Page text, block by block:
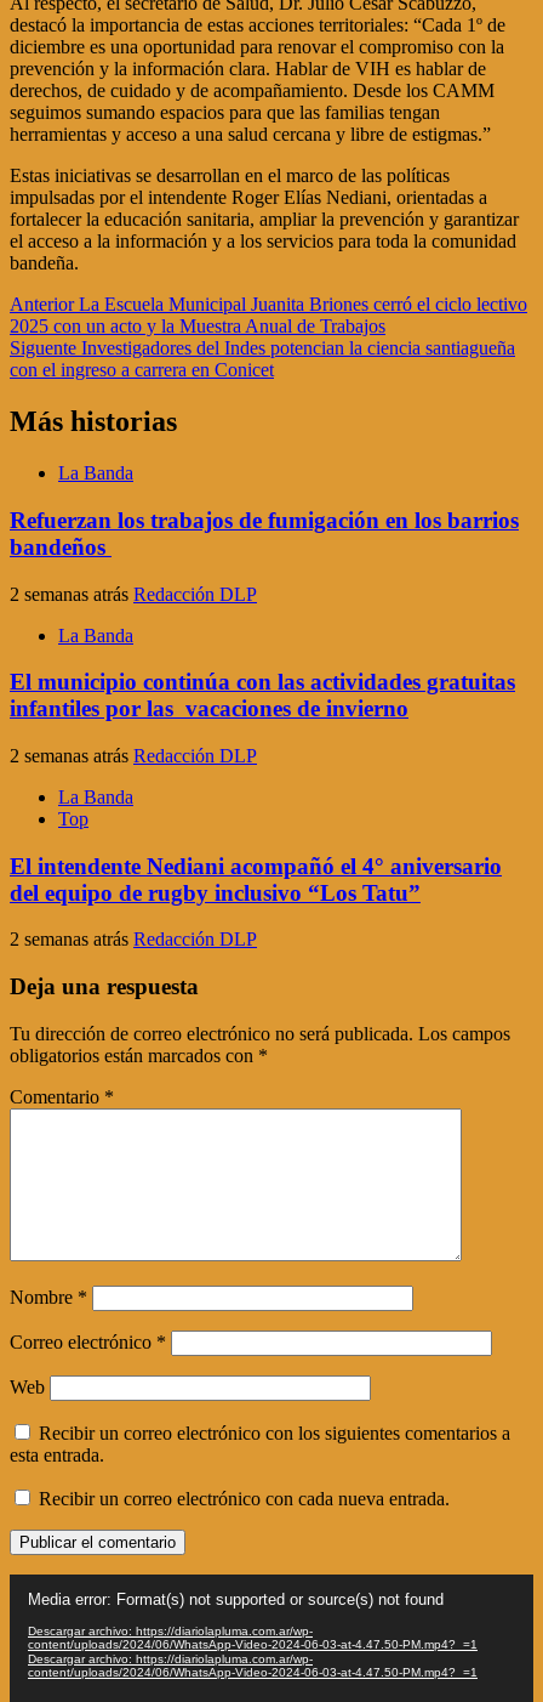
destacó la importancia de estas acciones territoriales: “Cada 1º de
diciembre es una oportunidad para renovar el compromiso con la
prevención y la información clara. Hablar de VIH es hablar de
derechos, de cuidado y de acompañamiento. Desde los CAMM
seguimos sumando espacios para que las familias tengan
herramientas y acceso a una salud cercana y libre de estigmas.”
Estas iniciativas se desarrollan en el marco de las políticas
impulsadas por el intendente Roger Elías Nediani, orientadas a
fortalecer la educación sanitaria, ampliar la prevención y garantizar
el acceso a la información y a los servicios para toda la comunidad
bandeña.
Navegación
de
entradas
AnteriorLa Escuela Municipal Juanita Briones cerró el ciclo lectivo
2025 con un acto y la Muestra Anual de Trabajos
Siguente Investigadores del Indes potencian la ciencia santiagueña
con el ingreso a carrera en Conicet
Más historias
La Banda
Refuerzan los trabajos de fumigación en los barrios
bandeños
2 semanas atrás Redacción DLP
La Banda
El municipio continúa con las actividades gratuitas
infantiles por las vacaciones de invierno
2 semanas atrás Redacción DLP
La Banda
Top
El intendente Nediani acompañó el 4° aniversario
del equipo de rugby inclusivo “Los Tatu”
2 semanas atrás Redacción DLP
Deja una respuesta
Tu dirección de correo electrónico no será publicada. Los campos
obligatorios están marcados con *
Comentario *
Nombre *
Correo electrónico *
Web
Recibir un correo electrónico con los siguientes comentarios a
esta entrada.
Recibir un correo electrónico con cada nueva entrada.
vídeo
Media error: Format(s) not supported or source(s) not found
Descargar archivo: https://diariolapluma.com.ar/wp-
content/uploads/2024/06/WhatsApp-Video-2024-06-03-at-4.47.50-PM.mp4?_=1
Descargar archivo: https://diariolapluma.com.ar/wp-
content/uploads/2024/06/WhatsApp-Video-2024-06-03-at-4.47.50-PM.mp4?_=1